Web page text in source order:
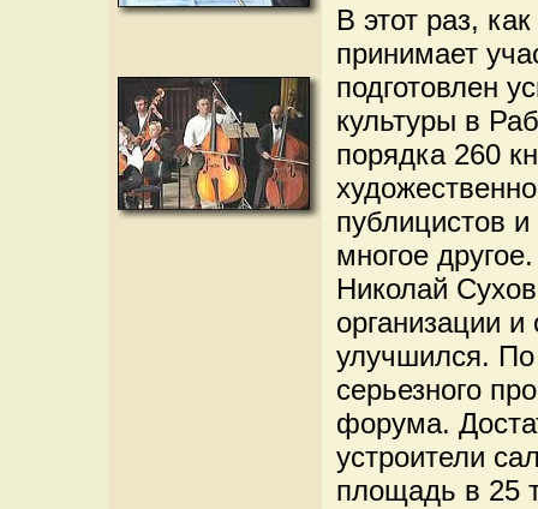
В этот раз,
принимает
подготовлен
культуры в
порядка 260
публицистов и
многое
Николай
организации
улучшился. По
серьезного
форума.
устроители
площадь в 25